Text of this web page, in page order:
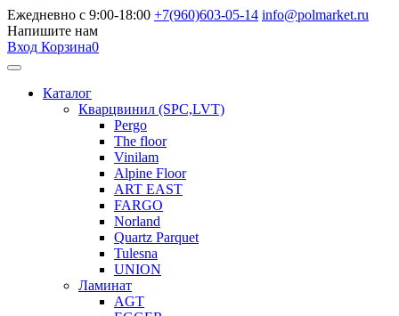
Ежедневно с 9:00-18:00 +7(960)603-05-14 info@polmarket.ru
Напишите нам
Вход Корзина0
Каталог
Кварцвинил (SPC,LVT)
Pergo
The floor
Vinilam
Alpine Floor
ART EAST
FARGO
Norland
Quartz Parquet
Tulesna
UNION
Ламинат
AGT